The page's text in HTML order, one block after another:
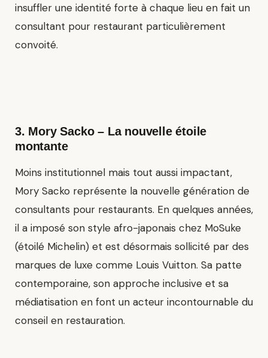
insuffler une identité forte à chaque lieu en fait un
consultant pour restaurant particulièrement
convoité.
3. Mory Sacko– La nouvelle étoile
montante
Moins institutionnel mais tout aussi impactant,
Mory Sacko représente la nouvelle génération de
consultants pour restaurants. En quelques années,
il a imposé son style afro-japonais chez MoSuke
(étoilé Michelin) et est désormais sollicité par des
marques de luxe comme Louis Vuitton. Sa patte
contemporaine, son approche inclusive et sa
médiatisation en font un acteur incontournable du
conseil en restauration.